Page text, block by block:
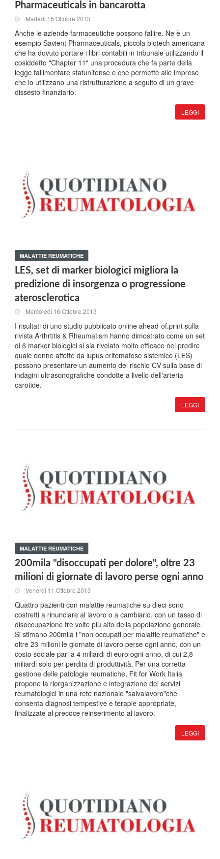
Pharmaceuticals in bancarotta
Martedi 15 Ottobre 2013
Anche le aziende farmaceutiche possono fallire. Ne è un
esempio Savient Pharmaceuticals, piccola biotech americana
che ha dovuto portare i libri contabili in tribunale utilizzando il
cosiddetto "Chapter 11" una procedura che fa parte della
legge fallimentare statunitense e che permette alle imprese
che lo utilizzano una ristrutturazione a seguito di un grave
dissesto finanziario.
LEGGI
MALATTIE REUMATICHE
LES, set di marker biologici migliora la
predizione di insorgenza o progressione
aterosclerotica
Mercoledi 16 Ottobre 2013
I risultati di uno studio pubblicato online ahead-of.print sulla
rivista Arthrtitis & Rheumatism hanno dimostrato come un set
di 6 marker biologici si sia rivelato molto efficace nel predire
quale donne affette da lupus eritematoso sistemico (LES)
possono presentare un aumento del rischio CV sulla base di
indagini ultrasonografiche condotte a livello dell'arteria
carotide.
LEGGI
MALATTIE REUMATICHE
200mila "disoccupati per dolore", oltre 23
milioni di giornate di lavoro perse ogni anno
Venerdi 11 Ottobre 2013
Quattro pazienti con malattie reumatiche su dieci sono
costretti a rinunciare al lavoro o a cambiarlo, con un tasso di
disoccupazione tre volte più alto della popolazione generale.
Si stimano 200mila i "non occupati per malattie reumatiche" e
oltre 23 milioni le giornate di lavoro perse ogni anno, con un
costo sociale pari a 4 miliardi di euro ogni anno, di cui 2,8
miliardi solo per perdita di produttività. Per una corretta
gestione delle patologie reumatiche, Fit for Work Italia
propone la riorganizzazione e integrazione dei servizi
reumatologici in una rete nazionale "salvalavoro"che
consenta diagnosi tempestive e terapie appropriate,
finalizzate al precoce reinserimento al lavoro.
LEGGI